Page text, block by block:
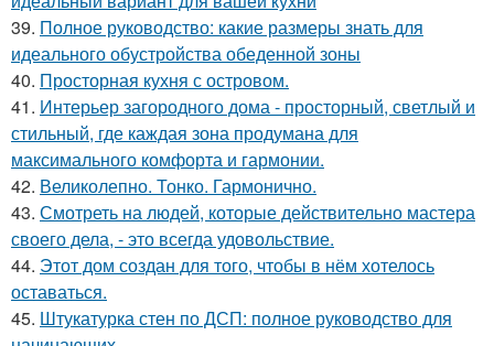
39. Полное руководство: какие размеры знать для
идеального обустройства обеденной зоны
40. Просторная кухня с островом.
41. Интерьер загородного дома - просторный, светлый и
стильный, где каждая зона продумана для
максимального комфорта и гармонии.
42. Великолепно. Тонко. Гармонично.
43. Смотреть на людей, которые действительно мастера
своего дела, - это всегда удовольствие.
44. Этот дом создан для того, чтобы в нём хотелось
оставаться.
45. Штукатурка стен по ДСП: полное руководство для